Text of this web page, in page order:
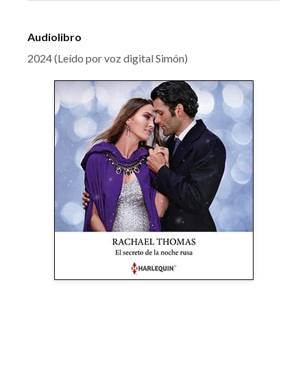
Audiolibro
2024 (Leído por voz digital Simón)